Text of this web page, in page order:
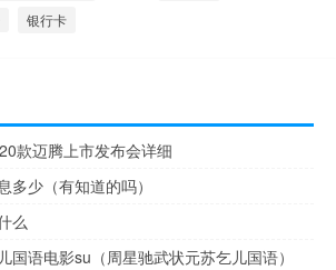
银行卡
款迈腾上市发布会详细
多少（有知道的吗）
么
国语电影su（周星驰武状元苏乞儿国语）